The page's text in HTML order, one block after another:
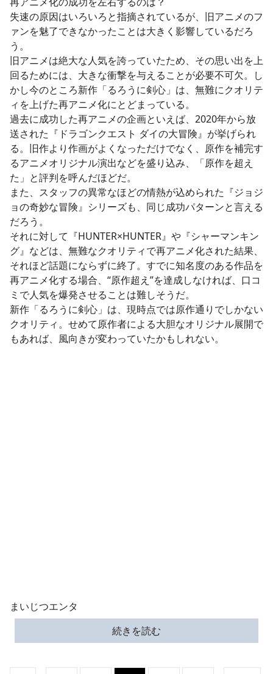
失速の原因はいろいろと指摘されているが、旧アニメのフ
ァンを魅了できなかったことは大きく影響しているだろ
う。
旧アニメは絶大な人気を誇っていたため、その思い出を上
回るためには、大きな衝撃を与えることが必要不可欠。し
かし今のところ新作「るろうに剣心」は、無難にクオリテ
ィを上げた再アニメ化にとどまっている。
過去に成功した再アニメの企画といえば、2020年から放
送された『ドラゴンクエスト ダイの大冒険』が挙げられ
る。旧作より作画がよくなっただけでなく、原作を補完す
るアニメオリジナル演出などを盛り込み、「原作を超え
た」と評判を呼んだほどだ。
また、スタッフの異常なほどの情熱が込められた『ジョジ
ョの奇妙な冒険』シリーズも、同じ成功パターンと言える
だろう。
それに対して『HUNTER×HUNTER』や『シャーマンキン
グ』などは、無難なクオリティで再アニメ化された結果、
それほど話題にならずに終了。すでに知名度のある作品を
再アニメ化する場合、“原作超え”を達成しなければ、口コ
ミで人気を爆発させることは難しそうだ。
新作「るろうに剣心」は、現時点では原作通りでしかない
クオリティ。せめて原作者による大胆なオリジナル展開で
もあれば、風向きが変わっていたかもしれない。
まいじつエンタ
続きを読む